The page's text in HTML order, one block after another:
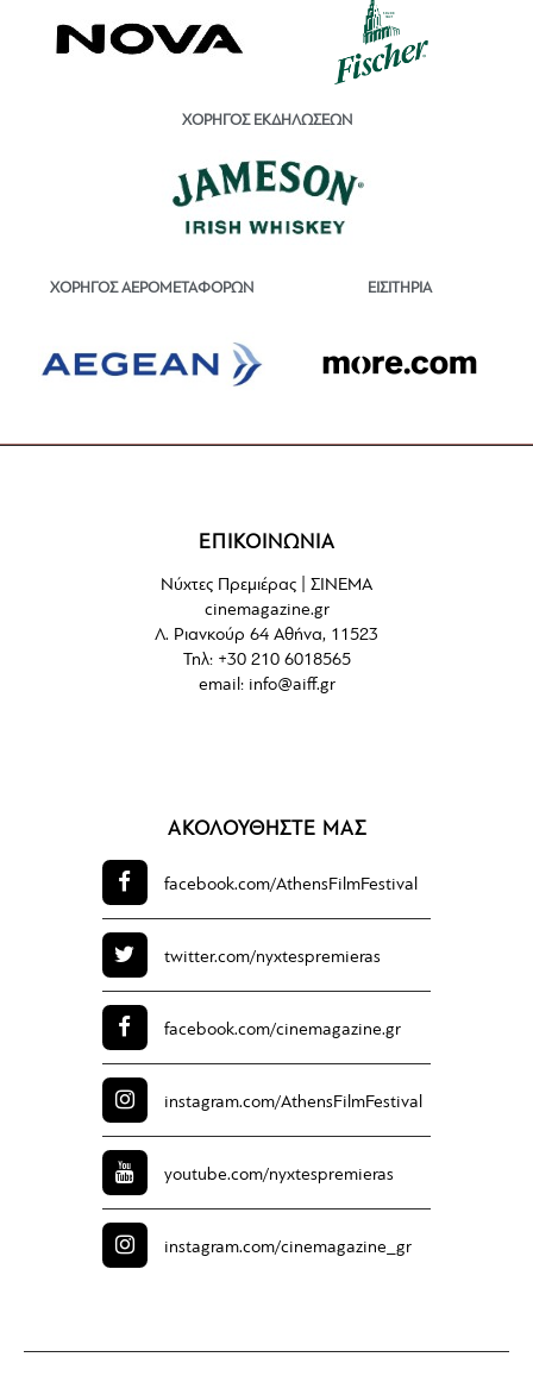
ΧΟΡΗΓΟΣ ΕΚΔΗΛΩΣΕΩΝ
ΧΟΡΗΓΟΣ ΑΕΡΟΜΕΤΑΦΟΡΩΝ ΕΙΣΙΤΗΡΙΑ
ΕΠΙΚΟΙΝΩΝΙΑ
Νύχτες Πρεμιέρας | ΣΙΝΕΜΑ
cinemagazine.gr
Λ. Ριανκούρ 64 Αθήνα, 11523
Τηλ: +30 210 6018565
email: info@aiff.gr
ΑΚΟΛΟΥΘΗΣΤΕ ΜΑΣ
facebook.com/AthensFilmFestival
twitter.com/nyxtespremieras
facebook.com/cinemagazine.gr
instagram.com/AthensFilmFestival
youtube.com/nyxtespremieras
instagram.com/cinemagazine_gr